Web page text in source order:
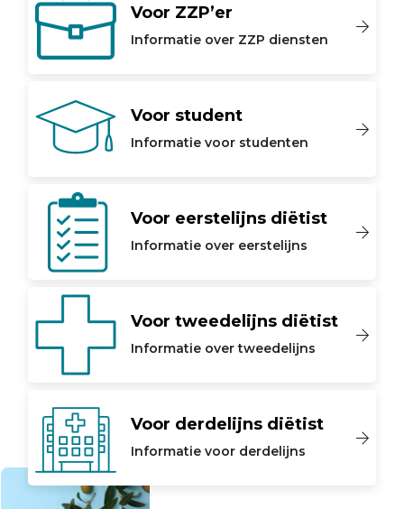
Voor ZZP’er
Informatie over ZZP diensten
Voor student
Informatie voor studenten
Voor eerstelijns diëtist
Informatie over eerstelijns
Voor tweedelijns diëtist
Informatie over tweedelijns
Voor derdelijns diëtist
Informatie voor derdelijns